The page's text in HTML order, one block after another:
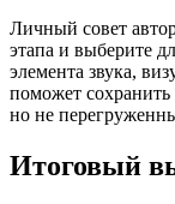
Личный совет
этапа и выберите
элемента звука,
поможет
но не
Итоговый